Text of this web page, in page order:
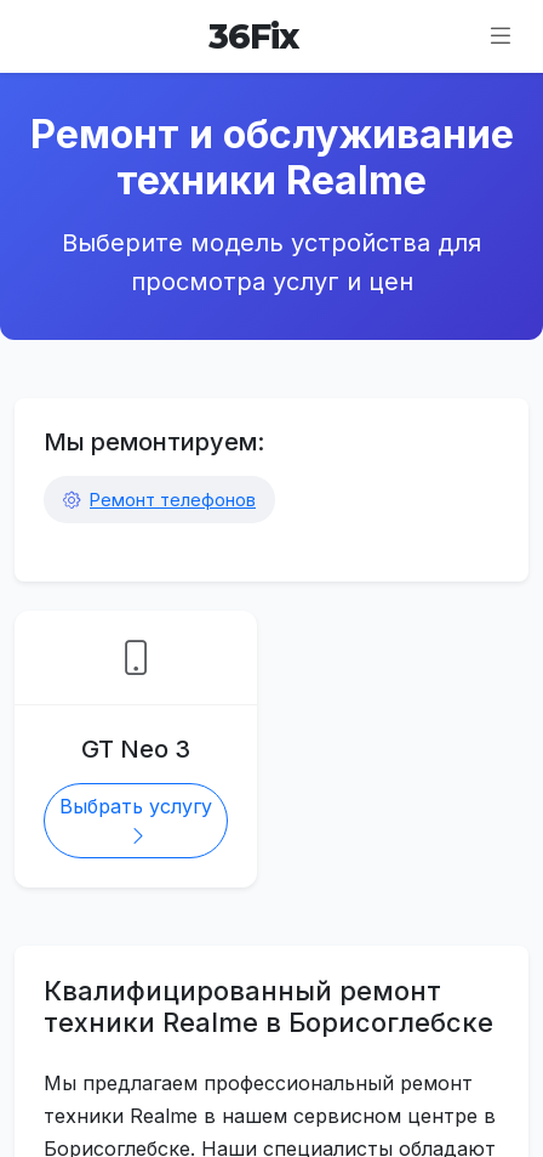
36Fix
Ремонт и обслуживание
техники Realme
Выберите модель устройства для
просмотра услуг и цен
Мы ремонтируем:
Ремонт телефонов
GT Neo 3
Выбрать услугу
Квалифицированный ремонт
техники Realme в Борисоглебске
Мы предлагаем профессиональный ремонт
техники Realme в нашем сервисном центре в
Борисоглебске. Наши специалисты обладают